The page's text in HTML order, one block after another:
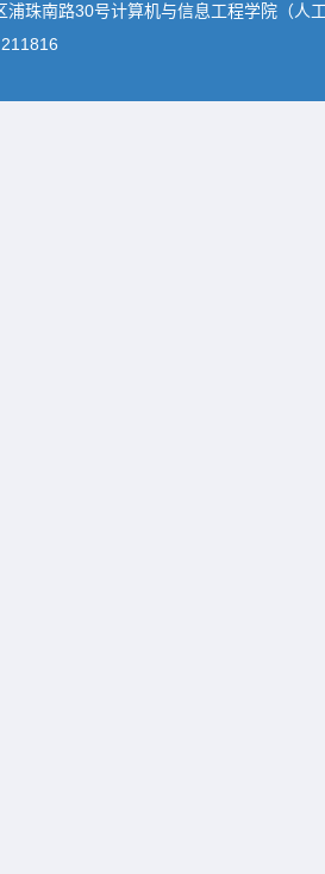
浦珠南路30号计算机与信息工程学院（人